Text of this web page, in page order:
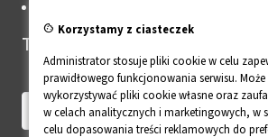
Twoje konto
cookie Korzystamy z ciasteczek
Administrator stosuje pliki cookie w celu
prawidłowego funkcjonowania serwisu.
wykorzystywać pliki cookie własne oraz
w celach analitycznych i marketingowych, w
celu dopasowania treści reklamowych do